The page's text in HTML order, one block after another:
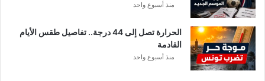
منذ أسبوع واحد
الحرارة تصل إلى 44 درجة.. تفاصيل طقس الأيام
القادمة
منذ أسبوع واحد